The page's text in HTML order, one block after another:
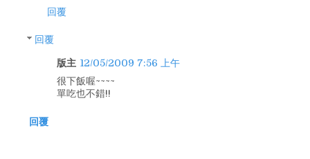
回覆
回覆
版主 12/05/2009 7:56 上午
很下飯喔~~~~
單吃也不錯!!
回覆